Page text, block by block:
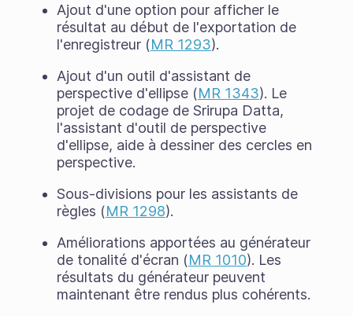
Ajout d'une option pour afficher le
résultat au début de l'exportation de
l'enregistreur (MR 1293).
Ajout d'un outil d'assistant de
perspective d'ellipse (MR 1343). Le
projet de codage de Srirupa Datta,
l'assistant d'outil de perspective
d'ellipse, aide à dessiner des cercles en
perspective.
Sous-divisions pour les assistants de
règles (MR 1298).
Améliorations apportées au générateur
de tonalité d'écran (MR 1010). Les
résultats du générateur peuvent
maintenant être rendus plus cohérents.